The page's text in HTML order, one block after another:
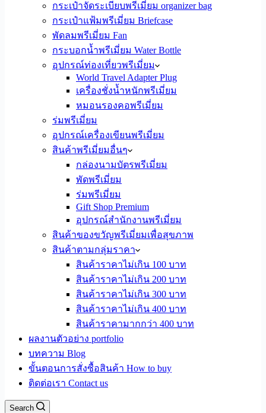
กระเป๋าจัดระเบียบพรีเมี่ยม organizer bag
กระเป๋าแฟ้มพรีเมี่ยม Briefcase
พัดลมพรีเมี่ยม Fan
กระบอกน้ำพรีเมี่ยม Water Bottle
อุปกรณ์ท่องเที่ยวพรีเมี่ยม
World Travel Adapter Plug
เครื่องชั่งน้ำหนักพรีเมี่ยม
หมอนรองคอพรีเมี่ยม
ร่มพรีเมี่ยม
อุปกรณ์เครื่องเขียนพรีเมี่ยม
สินค้าพรีเมี่ยมอื่นๆ
กล่องนามบัตรพรีเมี่ยม
พัดพรีเมี่ยม
ร่มพรีเมี่ยม
Gift Shop Premium
อุปกรณ์สำนักงานพรีเมี่ยม
สินค้าของขวัญพรีเมี่ยมเพื่อสุขภาพ
สินค้าตามกลุ่มราคา
สินค้าราคาไม่เกิน 100 บาท
สินค้าราคาไม่เกิน 200 บาท
สินค้าราคาไม่เกิน 300 บาท
สินค้าราคาไม่เกิน 400 บาท
สินค้าราคามากกว่า 400 บาท
ผลงานตัวอย่าง portfolio
บทความ Blog
ขั้นตอนการสั่งซื้อสินค้า How to buy
ติดต่อเรา Contact us
Search